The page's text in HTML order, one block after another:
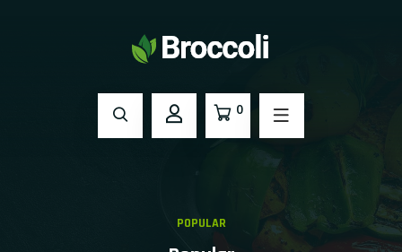
0
POPULAR